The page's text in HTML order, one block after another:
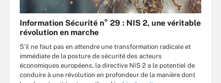
Information Sécurité n° 29 : NIS 2, une véritable
révolution en marche
S’il ne faut pas en attendre une transformation radicale et
immédiate de la posture de sécurité des acteurs
économiques européens, la directive NIS 2 a le potentiel de
conduire à une révolution en profondeur de la manière dont